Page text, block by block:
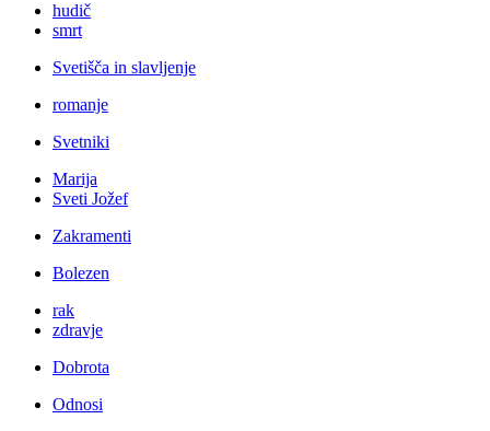
hudič
smrt
Svetišča in slavljenje
romanje
Svetniki
Marija
Sveti Jožef
Zakramenti
Bolezen
rak
zdravje
Dobrota
Odnosi